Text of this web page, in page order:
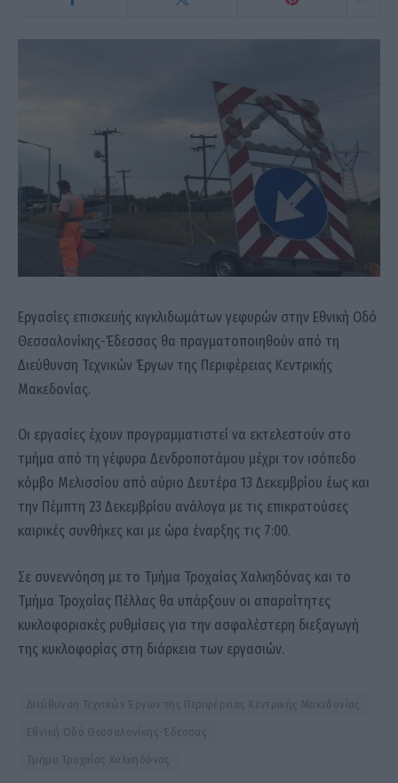
Εργασίες επισκευής κιγκλιδωμάτων γεφυρών στην Εθνική Οδό
Θεσσαλονίκης-Έδεσσας θα πραγματοποιηθούν από τη
Διεύθυνση Τεχνικών Έργων της Περιφέρειας Κεντρικής
Μακεδονίας.
Οι εργασίες έχουν προγραμματιστεί να εκτελεστούν στο
τμήμα από τη γέφυρα Δενδροποτάμου μέχρι τον ισόπεδο
κόμβο Μελισσίου από αύριο Δευτέρα 13 Δεκεμβρίου έως και
την Πέμπτη 23 Δεκεμβρίου ανάλογα με τις επικρατούσες
καιρικές συνθήκες και με ώρα έναρξης τις 7:00.
Σε συνεννόηση με το Τμήμα Τροχαίας Χαλκηδόνας και το
Τμήμα Τροχαίας Πέλλας θα υπάρξουν οι απαραίτητες
κυκλοφοριακές ρυθμίσεις για την ασφαλέστερη διεξαγωγή
της κυκλοφορίας στη διάρκεια των εργασιών.
Διεύθυνση Τεχνικών Έργων της Περιφέρειας Κεντρικής Μακεδονίας
Εθνική Οδό Θεσσαλονίκης-Έδεσσας
Τμήμα Τροχαίας Χαλκηδόνας